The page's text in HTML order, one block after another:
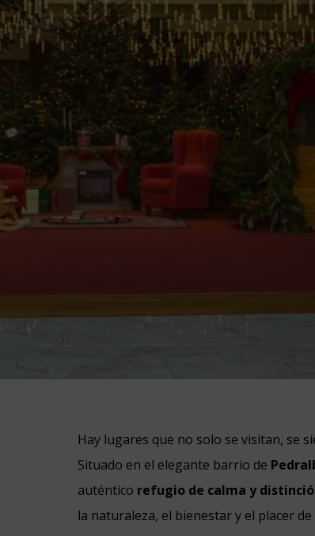
Hay lugares que no solo se visitan, se
Situado en el elegante barrio de
auténtico refugio de calma y
la naturaleza, el bienestar y el placer